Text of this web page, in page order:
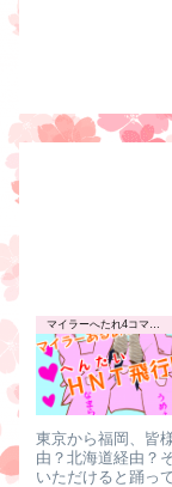
東京から福岡、皆
由？北海道経由？
いただけると踊っ